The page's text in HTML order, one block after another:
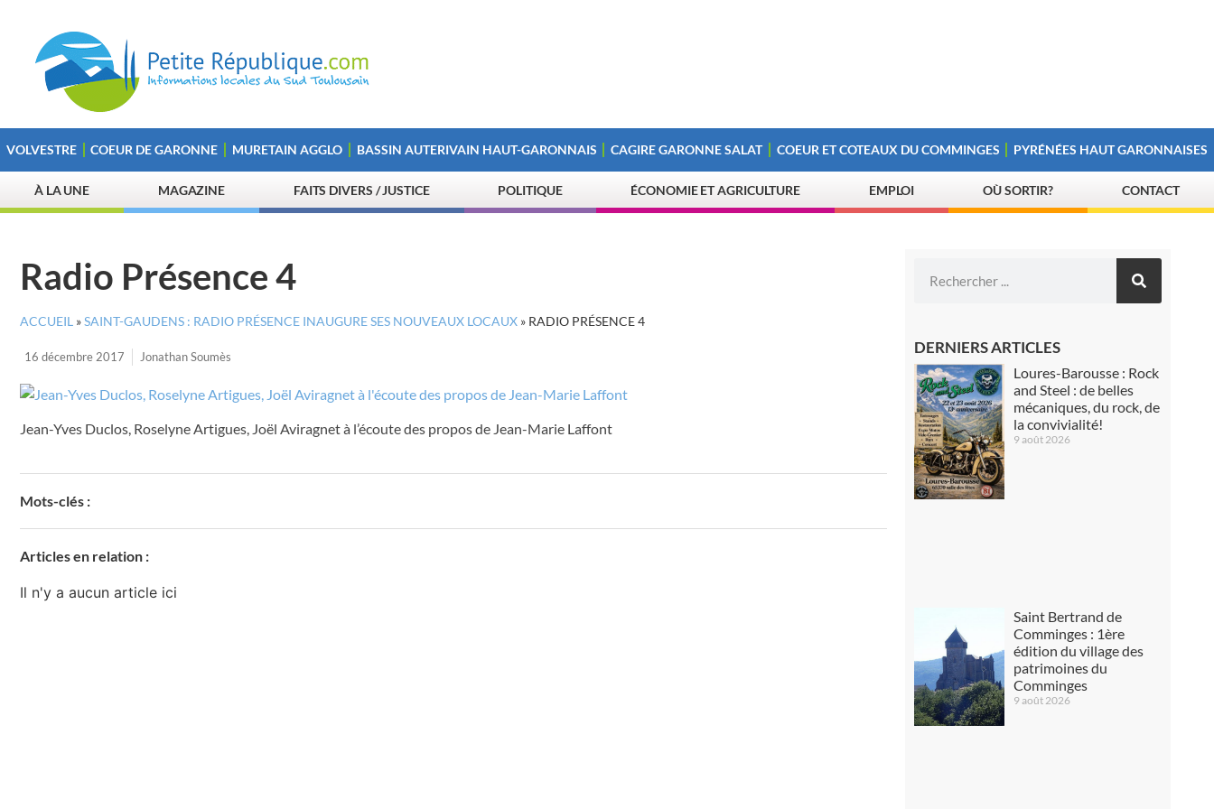
VOLVESTRE COEUR DE GARONNE MURETAIN AGGLO BASSIN AUTERIVAIN HAUT-GARONNAIS CAGIRE GARONNE SALAT COEUR ET COTEAUX DU COMMINGES PYRÉNÉES HAUT GARONNAISES
À LA UNE MAGAZINE FAITS DIVERS / JUSTICE POLITIQUE ÉCONOMIE ET AGRICULTURE EMPLOI OÙ SORTIR? CONTACT
Radio Présence 4
ACCUEIL »SAINT-GAUDENS : RADIO PRÉSENCE INAUGURE SES NOUVEAUX LOCAUX » RADIO PRÉSENCE 4
16 décembre 2017 Jonathan Soumès
Jean-Yves Duclos, Roselyne Artigues, Joël Aviragnet à l’écoute des propos de Jean-Marie Laffont
Mots-clés :
Articles en relation :
Il n'y a aucun article ici
DERNIERS ARTICLES
Loures-Barousse : Rock
and Steel : de belles
mécaniques, du rock, de
la convivialité!
9 août 2026
Saint Bertrand de
Comminges : 1ère
édition du village des
patrimoines du
Comminges
9 août 2026